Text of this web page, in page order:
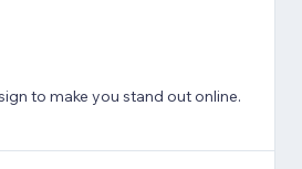
to make you stand out online.